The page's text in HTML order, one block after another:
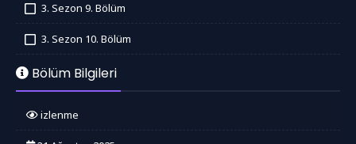
3. Sezon 9. Bölüm
3. Sezon 10. Bölüm
Bölüm Bilgileri
izlenme